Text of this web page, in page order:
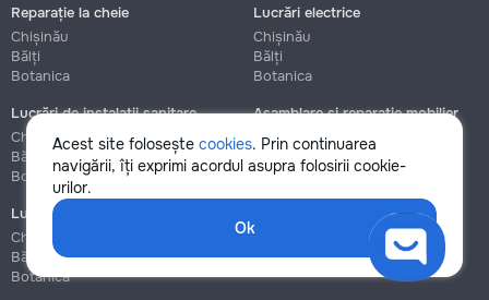
Acest site folosește cookies. Prin continuarea
navigării, îți exprimi acordul asupra folosirii cookie-
urilor.
Ok
Reparație la cheie
Chișinău
Bălți
Botanica
Lucrări electrice
Chișinău
Bălți
Botanica
Lucrări de instalații sanitare
Chișinău
Bălți
Botanica
Asamblare și reparație mobilier
Chișinău
Botanica
Lucrări de construcție și instalare
Chișinău
Bălți
Botanica